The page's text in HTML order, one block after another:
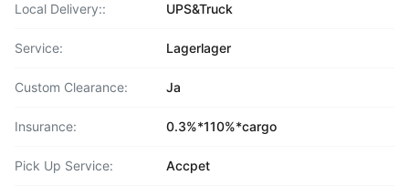
Local Delivery:: UPS&Truck
Service: Lagerlager
Custom Clearance: Ja
Insurance: 0.3%*110%*cargo
Pick Up Service: Accpet